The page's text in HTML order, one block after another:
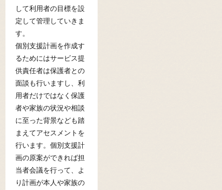
して利用者の目標を設
定して管理していきま
す。
個別支援計画を作成す
るためにはサービス提
供責任者は保護者との
面談も行いますし、利
用者だけではなく保護
者や家族の状況や相談
に至った背景なども踏
まえてアセスメントを
行います。個別支援計
画の原案ができれば担
当者会議を行って、よ
り計画が本人や家族の